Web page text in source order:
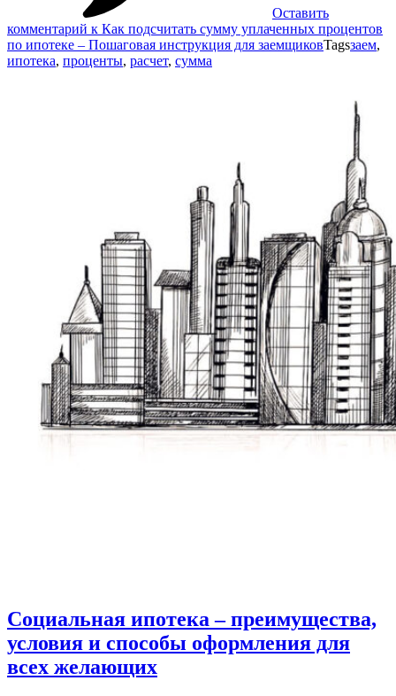
Оставить
комментарий к Как подсчитать сумму уплаченных процентов
по ипотеке – Пошаговая инструкция для заемщиковTagsзаем,
ипотека, проценты, расчет, сумма
Социальная ипотека – преимущества,
условия и способы оформления для
всех желающих